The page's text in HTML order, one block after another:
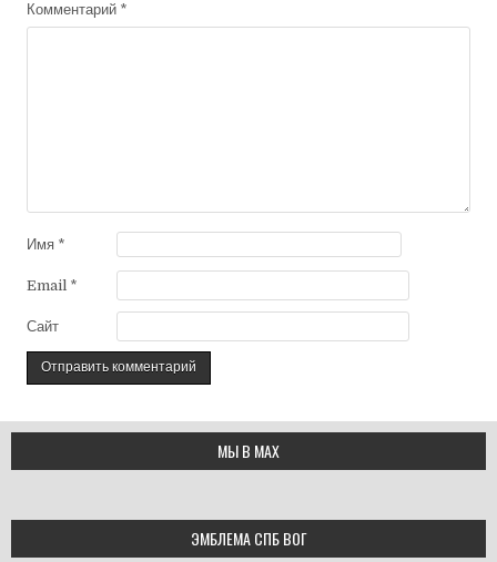
Комментарий *
Имя *
Email *
Сайт
МЫ В МАХ
ЭМБЛЕМА СПБ ВОГ